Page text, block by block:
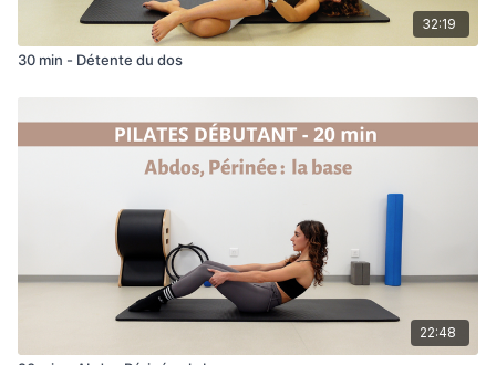
32:19
30 min - Détente du dos
22:48